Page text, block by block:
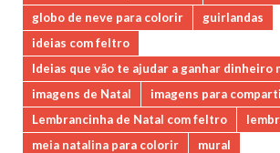
globo de neve para colorir
guirlandas
ideias com feltro
Ideias que vão te ajudar a ganhar dinheiro
imagens de Natal
imagens para
Lembrancinha de Natal com feltro
meia natalina para colorir
mural